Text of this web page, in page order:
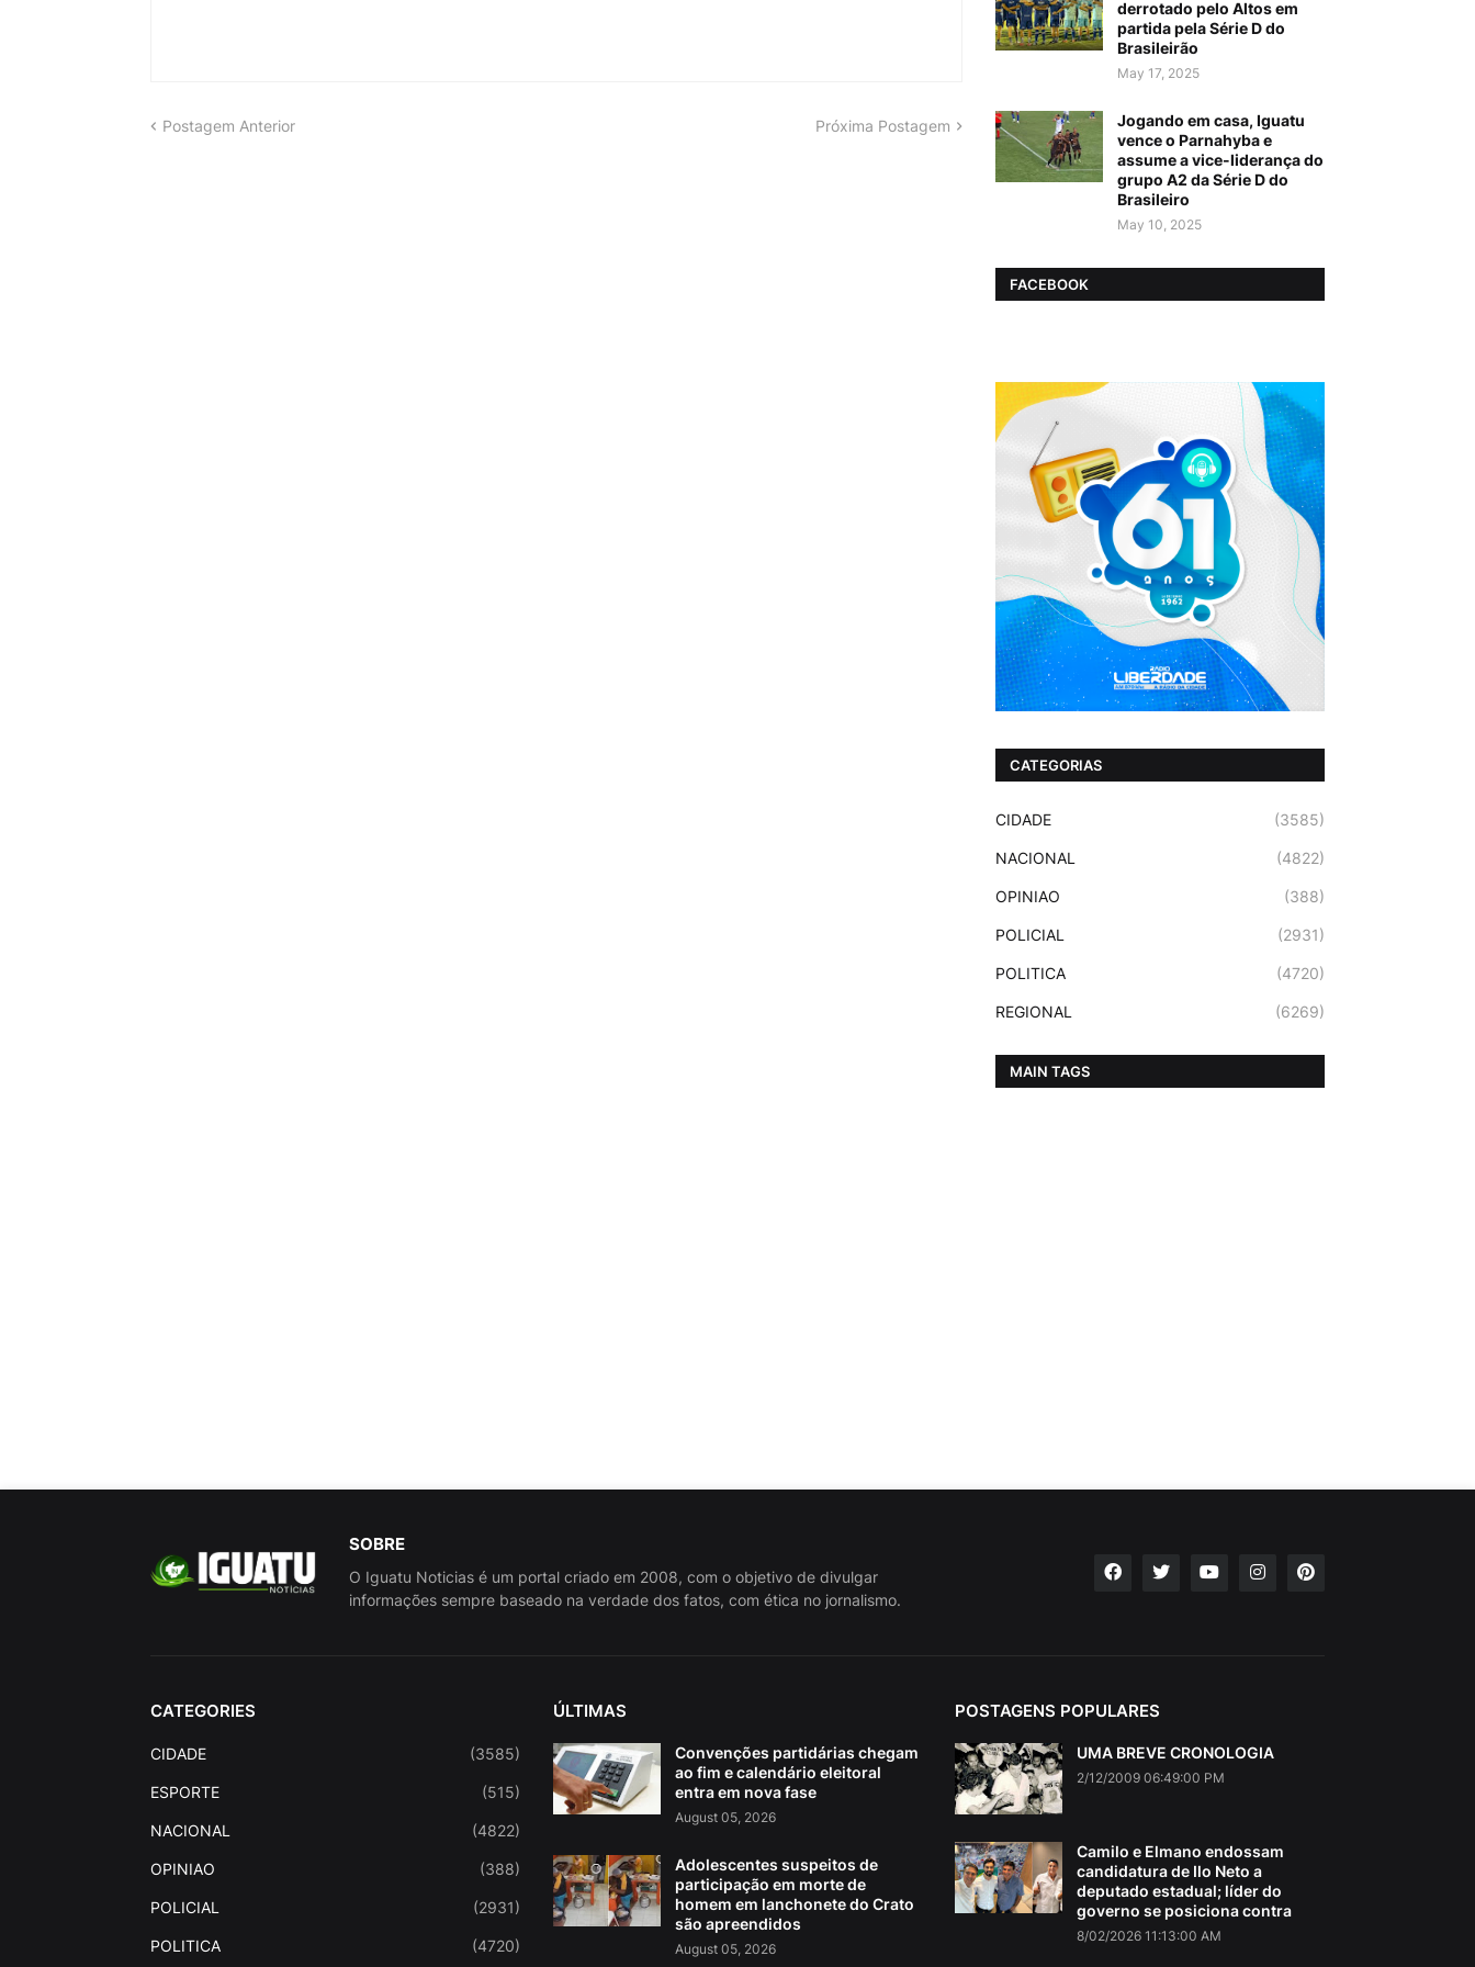
Postagem Anterior Próxima Postagem
derrotado pelo Altos em
partida pela Série D do
Brasileirão
May 17, 2025
Jogando em casa, Iguatu
vence o Parnahyba e
assume a vice-liderança do
grupo A2 da Série D do
Brasileiro
May 10, 2025
FACEBOOK
CATEGORIAS
CIDADE (3585)
NACIONAL (4822)
OPINIAO (388)
POLICIAL (2931)
POLITICA (4720)
REGIONAL (6269)
MAIN TAGS
SOBRE
O Iguatu Noticias é um portal criado em 2008, com o objetivo de divulgar
informações sempre baseado na verdade dos fatos, com ética no jornalismo.
CATEGORIES
CIDADE (3585)
ESPORTE (515)
NACIONAL (4822)
OPINIAO (388)
POLICIAL (2931)
POLITICA (4720)
ÚLTIMAS
Convenções partidárias chegam
ao fim e calendário eleitoral
entra em nova fase
August 05, 2026
Adolescentes suspeitos de
participação em morte de
homem em lanchonete do Crato
são apreendidos
August 05, 2026
POSTAGENS POPULARES
UMA BREVE CRONOLOGIA
2/12/2009 06:49:00 PM
Camilo e Elmano endossam
candidatura de Ilo Neto a
deputado estadual; líder do
governo se posiciona contra
8/02/2026 11:13:00 AM